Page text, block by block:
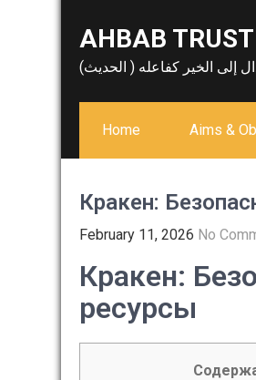
AHBAB TRUST
إلى الخير كفاعله ( الحديث)
Home Aims &
Кракен:
February 11, 2026 No
Кракен:
ресурсы